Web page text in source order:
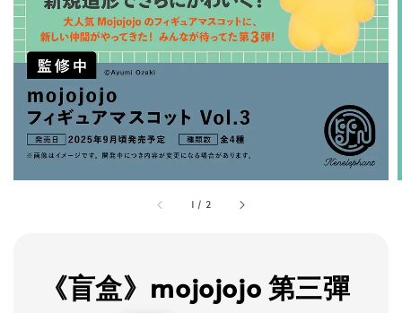
1 / 2
《盲盒》mojojojo 第三彈